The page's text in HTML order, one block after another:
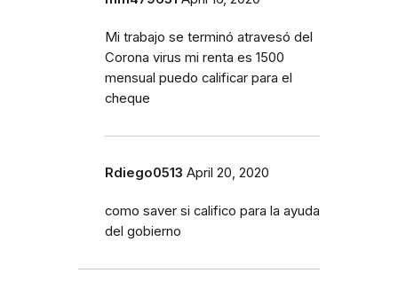
Mi trabajo se terminó atravesó del
Corona virus mi renta es 1500
mensual puedo calificar para el
cheque
Rdiego0513 April 20, 2020
como saver si califico para la ayuda
del gobierno